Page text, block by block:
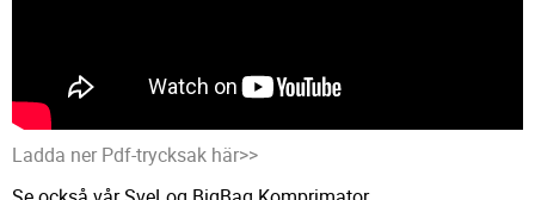
Ladda ner Pdf-trycksak här>>